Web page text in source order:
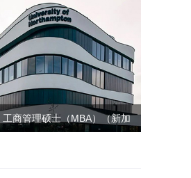
商管理硕士（MBA）（新加